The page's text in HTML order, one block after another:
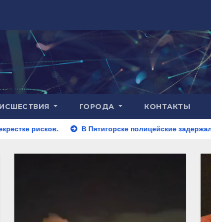
ГОРОДА КОНТАКТЫ
В Пятигорске полицейские задержали закладчика,